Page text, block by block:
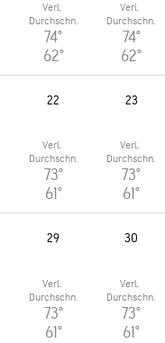
Verl.
Durchschn.
74°
62°
Verl.
Durchschn.
74°
62°
22
Verl.
Durchschn.
73°
61°
23
Verl.
Durchschn.
73°
61°
29
Verl.
Durchschn.
73°
61°
30
Verl.
Durchschn.
73°
61°